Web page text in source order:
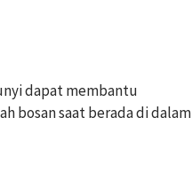
dapat membantu
bosan saat berada di dalam